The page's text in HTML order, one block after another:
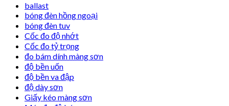
ballast
bóng đèn hồng ngoại
bóng đèn tuv
Cốc đo độ nhớt
Cốc đo tỷ trọng
đo bám dính màng sơn
độ bền uốn
độ bền va đập
độ dày sơn
Giấy kéo màng sơn